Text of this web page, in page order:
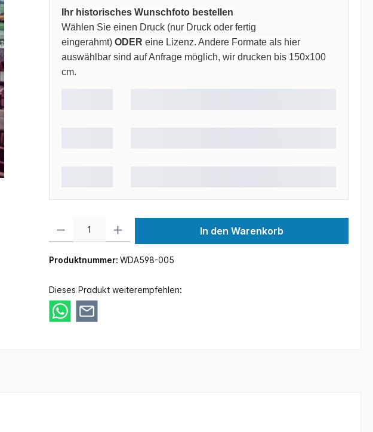
Ihr historisches Wunschfoto bestellen
Wählen Sie einen Druck (nur Druck oder fertig
eingerahmt) ODER eine Lizenz. Andere Formate als hier
auswählbar sind auf Anfrage möglich, wir drucken bis 150x100
cm.
In den Warenkorb
Produktnummer: WDA598-005
Dieses Produkt weiterempfehlen: